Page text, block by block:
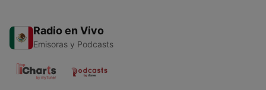
Radio en Vivo
Emisoras y Podcasts